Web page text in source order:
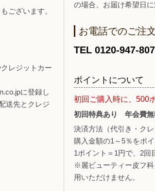
ございます。
レジットカー
に登録し
送先とクレジ
の場合、お届け希望日
お電話でのご注
TEL 0120-947-807
ポイントについて
初回ご購入時に、500
初回特典あり 年会費
決済方法（代引き・ク
購入金額の1～5％をポ
1ポイント＝1円で、2回
※麗ビューティー皮フ
用いただけません。